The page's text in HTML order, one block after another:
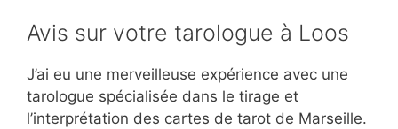
Avis sur votre tarologue à Loos
J’ai eu une merveilleuse expérience avec une
tarologue spécialisée dans le tirage et
l’interprétation des cartes de tarot de Marseille.